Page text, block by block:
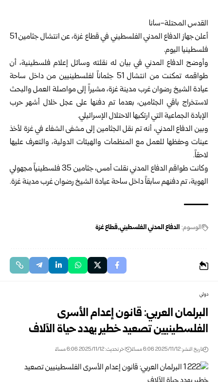
القدس المحتلة-سانا
أعلن جهاز الدفاع المدني الفلسطيني في قطاع غزة، عن انتشال جثامين 51
فلسطينيا اليوم.
وأوضح الدفاع المدني في بيان له نقلته وسائل إعلام فلسطينية، أن
طواقمه تمكنت من انتشال 51 جثماناً لفلسطينيين من داخل ساحة
عيادة الشيخ رضوان غرب مدينة غزة، مشيراً إلى مواصلة العمل والبحث
لاستخراج باقي الجثامين، بعدما تم دفنها على عجل خلال أشهر حرب
الإبادة الجماعية التي ارتكبها الاحتلال الإسرائيلي.
وبين الدفاع المدني، أنه تم نقل الجثامين إلى مشفى الشفاء في غزة لأخذ
عينات وحفظها للعمل مع المنظمات والهيئات الدولية، والتعرف عليها
لاحقاً.
وكانت طواقم الدفاع المدني نقلت أمس، جثامين 35 فلسطينياً مجهولي
الهوية، تم دفنهم سابقاً داخل ساحة عيادة الشيخ رضوان غرب مدينة غزة.
الوسوم: الدفاع المدني الفلسطيني قطاع غزة
دولي
البرلمان العربي: قانون إعدام الأسرى
الفلسطينيين تصعيد خطير يهدد حياة الآلاف
تاريخ النشر: 2025/11/12 6:06 مساءً اخر تحديث: 2025/11/12 6:06 مساءً